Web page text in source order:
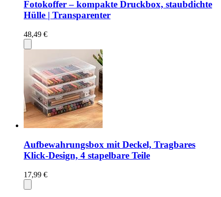
Fotokoffer – kompakte Druckbox, staubdichte
Hülle | Transparenter
48,49 €
Aufbewahrungsbox mit Deckel, Tragbares
Klick-Design, 4 stapelbare Teile
17,99 €